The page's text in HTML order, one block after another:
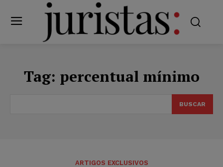
Tag: percentual mínimo
BUSCAR
ARTIGOS EXCLUSIVOS